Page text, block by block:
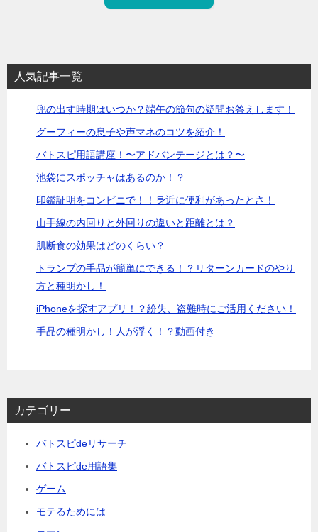
人気記事一覧
兜の出す時期はいつか？端午の節句の疑問お答えします！
グーフィーの息子や声マネのコツを紹介！
バトスピ用語講座！〜アドバンテージとは？〜
池袋にスポッチャはあるのか！？
印鑑証明をコンビニで！！身近に便利があったとさ！
山手線の内回りと外回りの違いと距離とは？
肌断食の効果はどのくらい？
トランプの手品が簡単にできる！？リターンカードのやり
方と種明かし！
iPhoneを探すアプリ！？紛失、盗難時にご活用ください！
手品の種明かし！人が浮く！？動画付き
カテゴリー
バトスピdeリサーチ
バトスピde用語集
ゲーム
モテるためには